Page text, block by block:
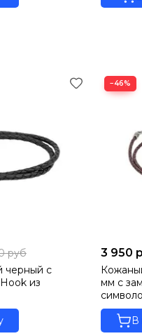
руб
черный с
из
−46%
3 950
мм с
В